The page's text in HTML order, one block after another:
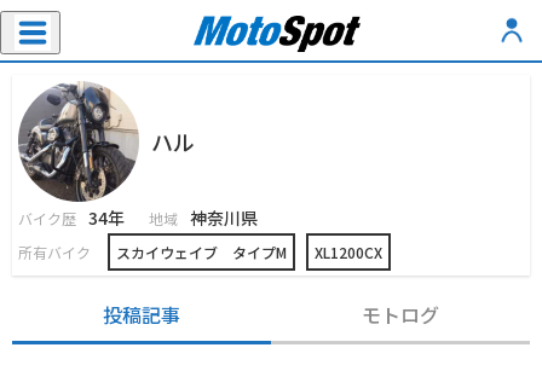
ハル
バイク歴 34年 地域 神奈川県
所有バイク スカイウェイブ タイプM XL1200CX
投稿記事 モトログ